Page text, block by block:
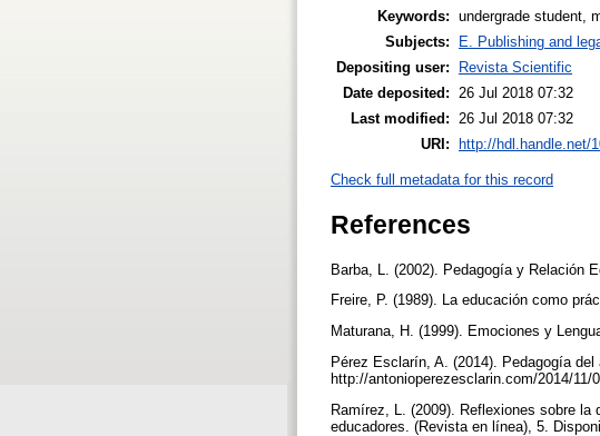
Keywords: undergrade student,
Subjects:
E. Publishing and
Depositing user:
Revista Scientific
Date deposited:
26 Jul 2018 07:32
Last modified:
26 Jul 2018 07:32
URI: http://hdl.handle.net/
Check full metadata for this record
References
Barba, L. (2002). Pedagogía y Relación
Freire, P. (1989). La educación como
Maturana, H. (1999). Emociones y
Pérez Esclarín, A. (2014). Pedagogía
http://antonioperezesclarin.com/2014/
Ramírez, L. (2009). Reflexiones sobre
educadores. (Revista en línea), 5.